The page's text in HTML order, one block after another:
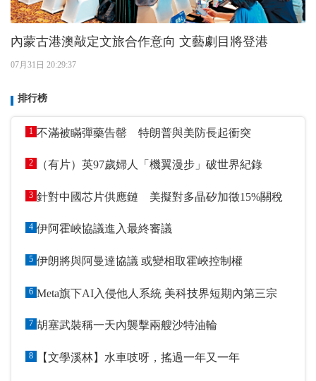
內蒙古港澳敲定文旅合作意向 文藝劇目將登港
07月31日 20:29:37
排行榜
1 不滿被瞞彈藥告罄 特朗普與美防長起衝突
2 （有片）英97歲婦人「機翼漫步」破世界紀錄
3 針對中國芯片供應鏈 美擬對多晶矽加徵15%關稅
4 伊阿霍峽協議進入最終審議
5 伊朗將與阿曼達協議 或變相取霍峽控制權
6 Meta旗下AI入侵他人系統 美科技界短期內第三宗
7 胡塞武裝稱一天內襲擊兩艘沙特油輪
8 【文學溪林】水車吱呀，搖過一年又一年